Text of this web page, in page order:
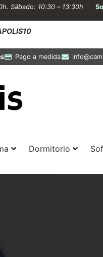
Sábado: 10:30 – 13:30h
Pago a medida
Dormitorio